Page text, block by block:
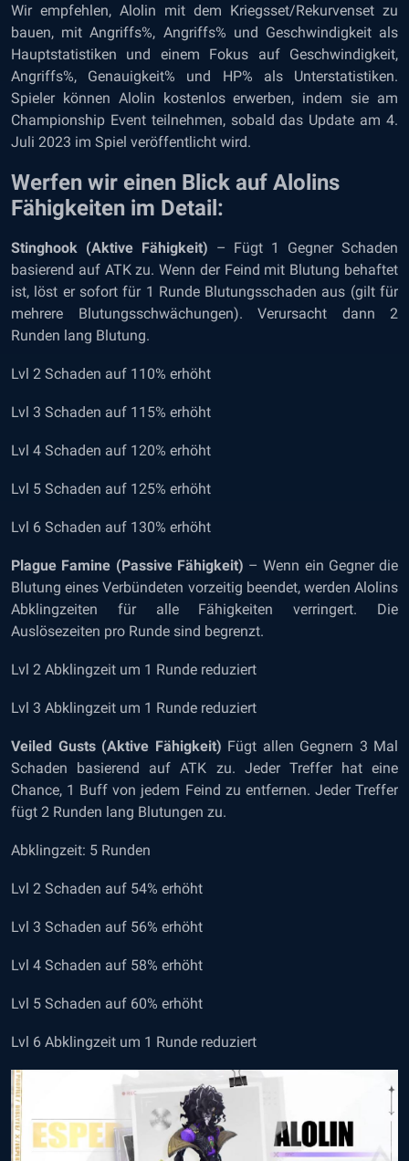
Wir empfehlen, Alolin mit dem Kriegsset/Rekurvenset zu
bauen, mit Angriffs%, Angriffs% und Geschwindigkeit als
Hauptstatistiken und einem Fokus auf Geschwindigkeit,
Angriffs%, Genauigkeit% und HP% als Unterstatistiken.
Spieler können Alolin kostenlos erwerben, indem sie am
Championship Event teilnehmen, sobald das Update am 4.
Juli 2023 im Spiel veröffentlicht wird.
Werfen wir einen Blick auf Alolins
Fähigkeiten im Detail:
Stinghook (Aktive Fähigkeit) – Fügt 1 Gegner Schaden
basierend auf ATK zu. Wenn der Feind mit Blutung behaftet
ist, löst er sofort für 1 Runde Blutungsschaden aus (gilt für
mehrere Blutungsschwächungen). Verursacht dann 2
Runden lang Blutung.
Lvl 2 Schaden auf 110% erhöht
Lvl 3 Schaden auf 115% erhöht
Lvl 4 Schaden auf 120% erhöht
Lvl 5 Schaden auf 125% erhöht
Lvl 6 Schaden auf 130% erhöht
Plague Famine (Passive Fähigkeit) – Wenn ein Gegner die
Blutung eines Verbündeten vorzeitig beendet, werden Alolins
Abklingzeiten für alle Fähigkeiten verringert. Die
Auslösezeiten pro Runde sind begrenzt.
Lvl 2 Abklingzeit um 1 Runde reduziert
Lvl 3 Abklingzeit um 1 Runde reduziert
Veiled Gusts (Aktive Fähigkeit) Fügt allen Gegnern 3 Mal
Schaden basierend auf ATK zu. Jeder Treffer hat eine
Chance, 1 Buff von jedem Feind zu entfernen. Jeder Treffer
fügt 2 Runden lang Blutungen zu.
Abklingzeit: 5 Runden
Lvl 2 Schaden auf 54% erhöht
Lvl 3 Schaden auf 56% erhöht
Lvl 4 Schaden auf 58% erhöht
Lvl 5 Schaden auf 60% erhöht
Lvl 6 Abklingzeit um 1 Runde reduziert